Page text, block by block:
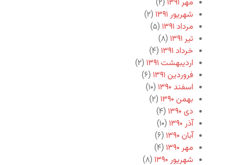
مهر ۱۳۹۱
(۲)
شهریور ۱۳۹۱
(۲)
مرداد ۱۳۹۱
(۵)
تیر ۱۳۹۱
(۸)
خرداد ۱۳۹۱
(۴)
اردیبهشت ۱۳۹۱
(۲)
فروردین ۱۳۹۱
(۶)
اسفند ۱۳۹۰
(۱۰)
بهمن ۱۳۹۰
(۲)
دی ۱۳۹۰
(۴)
آذر ۱۳۹۰
(۱۰)
آبان ۱۳۹۰
(۶)
مهر ۱۳۹۰
(۴)
شهریور ۱۳۹۰
(۸)